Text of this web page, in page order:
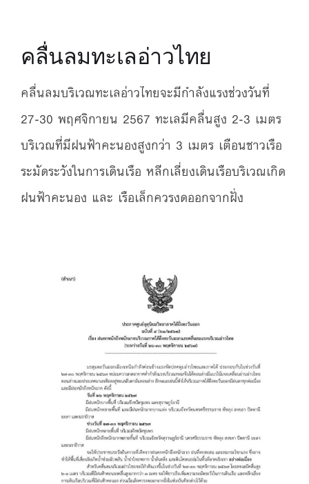
คลื่นลมทะเลอ่าวไทย
คลื่นลมบริเวณทะเลอ่าวไทยจะมีกำลังแรงช่วงวันที่
27-30 พฤศจิกายน 2567 ทะเลมีคลื่นสูง 2-3 เมตร
บริเวณที่มีฝนฟ้าคะนองสูงกว่า 3 เมตร เตือนชาวเรือ
ระมัดระวังในการเดินเรือ หลีกเลี่ยงเดินเรือบริเวณเกิด
ฝนฟ้าคะนอง และ เรือเล็กควรงดออกจากฝั่ง